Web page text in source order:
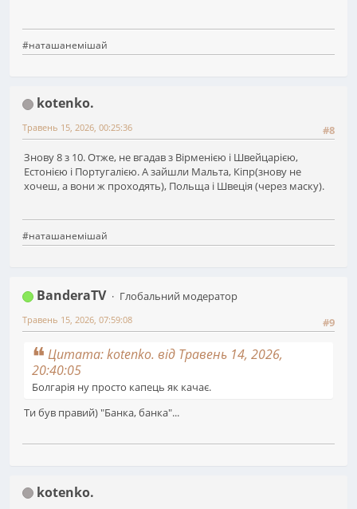
#наташанемішай
kotenko.
#8
Травень 15, 2026, 00:25:36
Знову 8 з 10. Отже, не вгадав з Вірменією і Швейцарією,
Естонією і Португалією. А зайшли Мальта, Кіпр(знову не
хочеш, а вони ж проходять), Польща і Швеція (через маску).
#наташанемішай
BanderaTV
Глобальний модератор
#9
Травень 15, 2026, 07:59:08
Цитата: kotenko. від Травень 14, 2026,
20:40:05
Болгарія ну просто капець як качає.
Ти був правий) "Банка, банка"...
kotenko.